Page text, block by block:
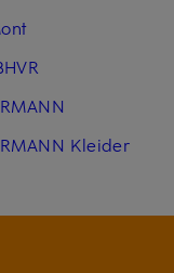
Kleider